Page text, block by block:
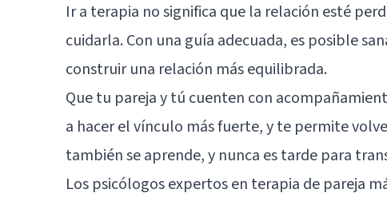
Ir a terapia no significa que la relación esté
cuidarla. Con una guía adecuada, es posible
construir una relación más equilibrada.
Que tu pareja y tú cuenten con
a hacer el vínculo más fuerte, y te permite
también se aprende, y nunca es tarde para
Los psicólogos expertos en terapia de pareja